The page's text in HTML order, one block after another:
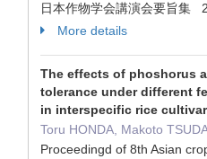
日本作物学会講演会要旨集
More details
The effects of phoshorus
tolerance under different
in interspecific rice cultivar
Toru HONDA, Makoto
Proceedingd of 8th Asian